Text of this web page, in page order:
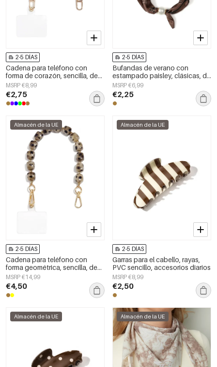
2-5 DÍAS
Cadena para teléfono con
forma de corazón, sencilla, de
acrílico, accesorio diario.
MSRP €8,99
€2,75
2-5 DÍAS
Bufandas de verano con
estampado paisley, clásicas, de
poliéster, accesorios para el día
a día.
MSRP €6,99
€2,25
Almacén de la UE
2-5 DÍAS
Cadena para teléfono con
forma geométrica, sencilla, de
acrílico, accesorio de uso
diario.
MSRP €14,99
€4,50
Almacén de la UE
2-5 DÍAS
Garras para el cabello, rayas,
PVC sencillo, accesorios diarios
MSRP €8,99
€2,50
Almacén de la UE Almacén de la UE